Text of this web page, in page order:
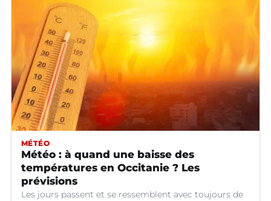
MÉTÉO
Météo : à quand une baisse des
températures en Occitanie ? Les
prévisions
Les jours passent et se ressemblent avec toujours de